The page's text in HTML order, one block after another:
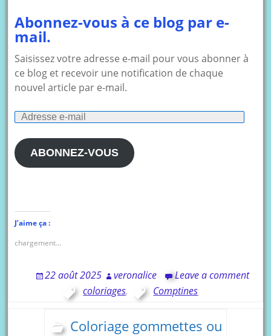
Abonnez-vous à ce blog par e-
mail.
Saisissez votre adresse e-mail pour vous abonner à
ce blog et recevoir une notification de chaque
nouvel article par e-mail.
Adresse
mail
ABONNEZ-VOUS
J’aime ça :
chargement…
22 août 2025 veronalice
Leave a comment
coloriages, Comptines
Coloriage gommettes ou